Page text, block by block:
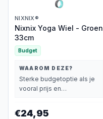
NIXNIX®
Nixnix Yoga Wiel - Groen
33cm
Budget
WAAROM DEZE?
Sterke budgetoptie als je
vooral prijs en
€24,95